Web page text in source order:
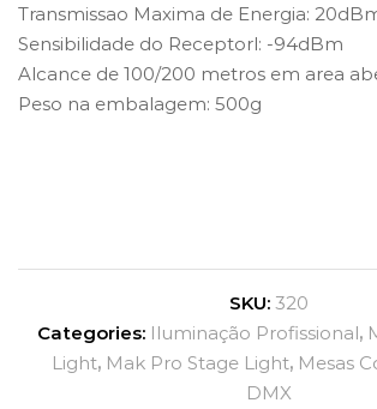
Transmissao Maxima de Energia:
Sensibilidade do Receptorl: -94dBm
Alcance de 100/200 metros em area
Peso na embalagem: 500g
SKU: 320
Categories: Iluminação Profissional,
Light, Mak Pro Stage Light, Mesas
DMX